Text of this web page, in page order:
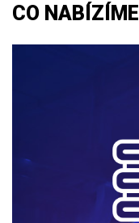
CO NABÍZÍME